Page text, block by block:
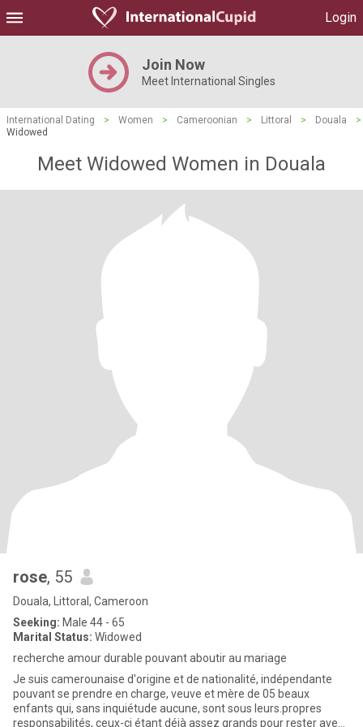
Login
Join Now
Meet International Singles
International Dating > Women > Cameroonian > Littoral > Douala
>
Widowed
Meet Widowed Women in Douala
rose, 55
Douala, Littoral, Cameroon
Seeking: Male 44 - 65
Marital Status: Widowed
recherche amour durable pouvant aboutir au mariage
Je suis camerounaise d'origine et de nationalité, indépendante
pouvant se prendre en charge, veuve et mère de 05 beaux
enfants qui, sans inquiétude aucune, sont sous leurs.propres
responsabilités, ceux-ci étant déjà assez grands pour rester avec